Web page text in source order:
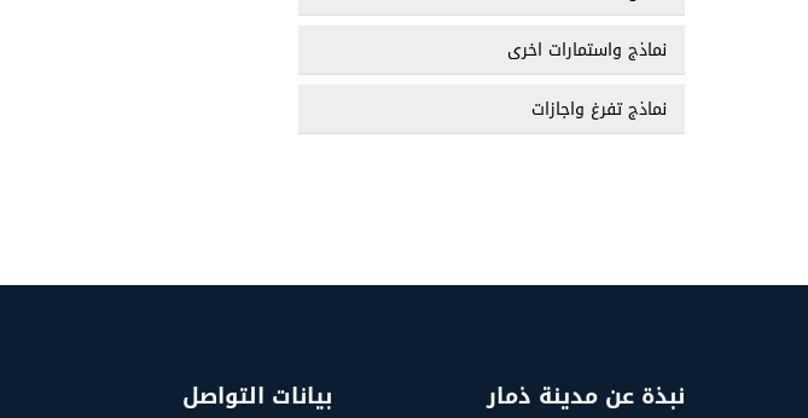
نماذج واستمارات اخرى
نماذج تفرغ واجازات
نبذة عن مدينة ذمار بيانات التواصل